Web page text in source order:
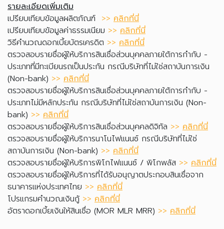
รายละเอียดเพิ่มเติม
เปรียบเทียบข้อมูลผลิตภัณฑ์ >> คลิกที่นี่
เปรียบเทียบข้อมูลค่าธรรมเนียม >> คลิกที่นี่
วิธีคำนวณดอกเบี้ยบัตรเครดิต >> คลิกที่นี่
ตรวจสอบรายชื่อผู้ให้บริการสินเชื่อส่วนบุคคลภายใต้การกำกับ -
ประเภทที่มีทะเบียนรถเป็นประกัน กรณีบริษัทที่ไม่ใช่สถาบันการเงิน
(Non-bank) >> คลิกที่นี่
ตรวจสอบรายชื่อผู้ให้บริการสินเชื่อส่วนบุคคลภายใต้การกำกับ -
ประเภทไม่มีหลักประกัน กรณีบริษัทที่ไม่ใช่สถาบันการเงิน (Non-
bank) >> คลิกที่นี่
ตรวจสอบรายชื่อผู้ให้บริการสินเชื่อส่วนบุคคลดิจิทัล >> คลิกที่นี่
ตรวจสอบรายชื่อผู้ให้บริการนาโนไฟแนนซ์ กรณีบริษัทที่ไม่ใช่
สถาบันการเงิน (Non-bank) >> คลิกที่นี่
ตรวจสอบรายชื่อผู้ให้บริการพิโกไฟแนนซ์ / พิโกพลัส >> คลิกที่นี่
ตรวจสอบรายชื่อผู้ให้บริการที่ได้รับอนุญาตประกอบสินเชื่อจาก
ธนาคารแห่งประเทศไทย >> คลิกที่นี่
โปรแกรมคำนวณเงินกู้ >> คลิกที่นี่
อัตราดอกเบี้ยเงินให้สินเชื่อ (MOR MLR MRR) >> คลิกที่นี่